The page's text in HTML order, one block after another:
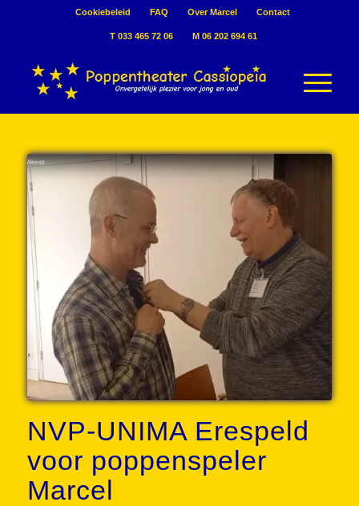
Cookiebeleid FAQ Over Marcel Contact
T 033 465 72 06 M 06 202 694 61
NVP-UNIMA Erespeld
voor poppenspeler
Marcel